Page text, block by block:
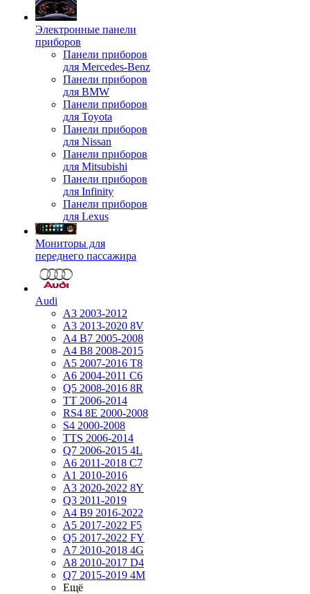
Электронные панели
приборов
Панели приборов
для Mercedes-Benz
Панели приборов
для BMW
Панели приборов
для Toyota
Панели приборов
для Nissan
Панели приборов
для Mitsubishi
Панели приборов
для Infinity
Панели приборов
для Lexus
Мониторы для
переднего пассажира
Audi
A3 2003-2012
A3 2013-2020 8V
A4 B7 2005-2008
A4 B8 2008-2015
A5 2007-2016 T8
A6 2004-2011 C6
Q5 2008-2016 8R
TT 2006-2014
RS4 8E 2000-2008
S4 2000-2008
TTS 2006-2014
Q7 2006-2015 4L
A6 2011-2018 С7
A1 2010-2016
A3 2020-2022 8Y
Q3 2011-2019
A4 B9 2016-2022
A5 2017-2022 F5
Q5 2017-2022 FY
A7 2010-2018 4G
A8 2010-2017 D4
Q7 2015-2019 4M
Ещё